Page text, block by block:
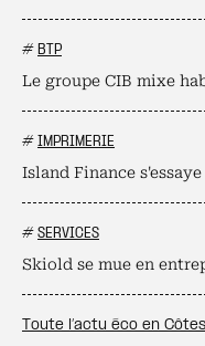
# BTP
Le groupe CIB mixe
# IMPRIMERIE
Island Finance
# SERVICES
Skiold se mue en
Toute l’actu éco en